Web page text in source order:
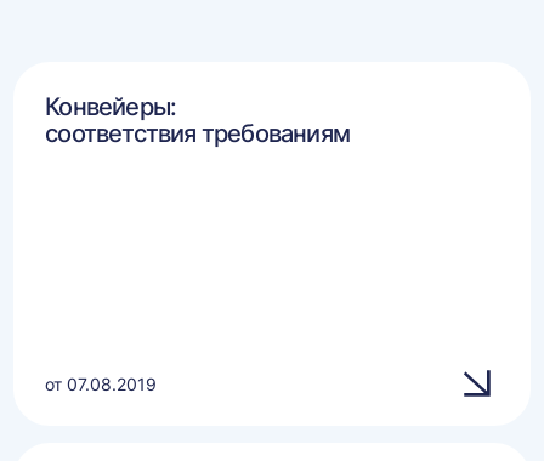
Конвейеры:
соответствия требованиям
от 07.08.2019